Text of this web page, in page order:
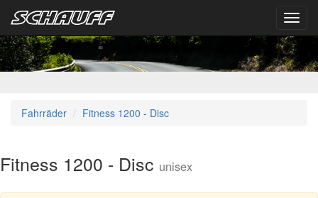
Fahrräder Fitness 1200 - Disc
Fitness 1200 - Disc unisex